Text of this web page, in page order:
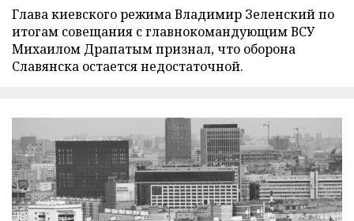
Глава киевского режима Владимир Зеленский по
итогам совещания с главнокомандующим ВСУ
Михаилом Драпатым признал, что оборона
Славянска остается недостаточной.